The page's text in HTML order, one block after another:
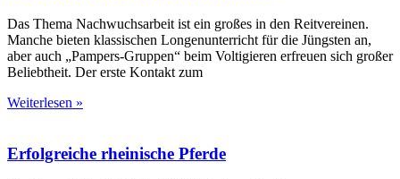
Das Thema Nachwuchsarbeit ist ein großes in den Reitvereinen.
Manche bieten klassischen Longenunterricht für die Jüngsten an,
aber auch „Pampers-Gruppen“ beim Voltigieren erfreuen sich großer
Beliebtheit. Der erste Kontakt zum
Weiterlesen »
Erfolgreiche rheinische Pferde